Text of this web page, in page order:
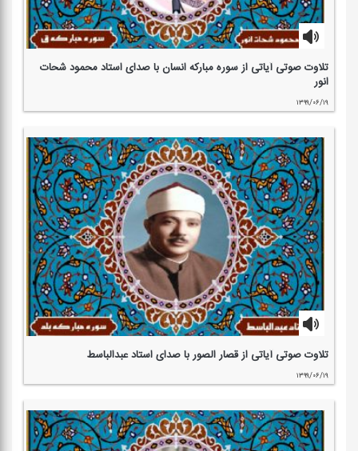
تلاوت صوتی آیاتی از سوره مباركه انسان با صدای استاد محمود شحات
انور
۱۳۹۹/۰۶/۱۹
تلاوت صوتی آیاتی از قصار الصور با صدای استاد عبدالباسط
۱۳۹۹/۰۶/۱۹